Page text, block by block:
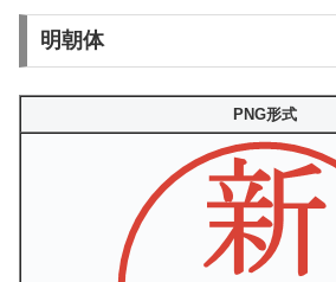
明朝体
PNG形式